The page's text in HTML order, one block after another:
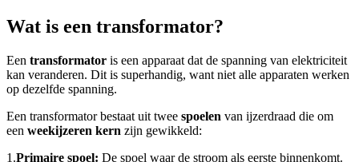
Wat is een transformator?
Een transformator is een apparaat dat de spanning van elektriciteit
kan veranderen. Dit is superhandig, want niet alle apparaten werken
op dezelfde spanning.
Een transformator bestaat uit twee spoelen van ijzerdraad die om
een weekijzeren kern zijn gewikkeld:
1.Primaire spoel: De spoel waar de stroom als eerste binnenkomt.